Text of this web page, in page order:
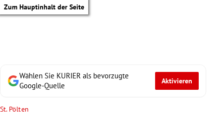
Zum Hauptinhalt der Seite
Wählen Sie KURIER als bevorzugte
Google-Quelle
Aktivieren
St. Pölten